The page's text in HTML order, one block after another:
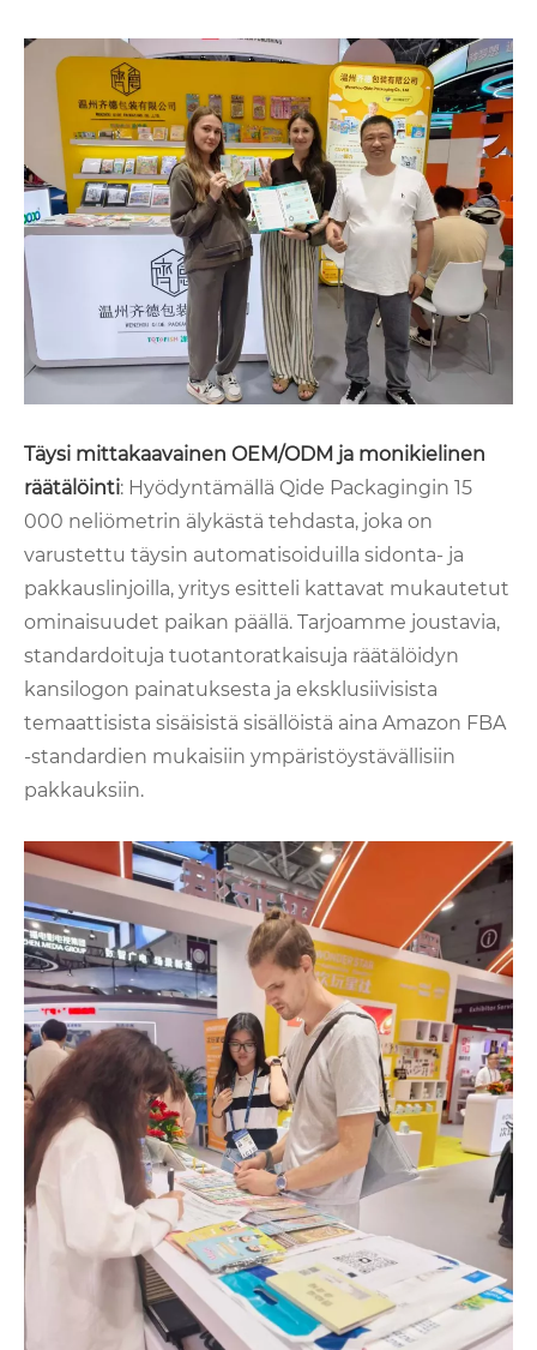
Täysi mittakaavainen OEM/ODM ja monikielinen
räätälöinti: Hyödyntämällä Qide Packagingin 15
000 neliömetrin älykästä tehdasta, joka on
varustettu täysin automatisoiduilla sidonta- ja
pakkauslinjoilla, yritys esitteli kattavat mukautetut
ominaisuudet paikan päällä. Tarjoamme joustavia,
standardoituja tuotantoratkaisuja räätälöidyn
kansilogon painatuksesta ja eksklusiivisista
temaattisista sisäisistä sisällöistä aina Amazon FBA
-standardien mukaisiin ympäristöystävällisiin
pakkauksiin.